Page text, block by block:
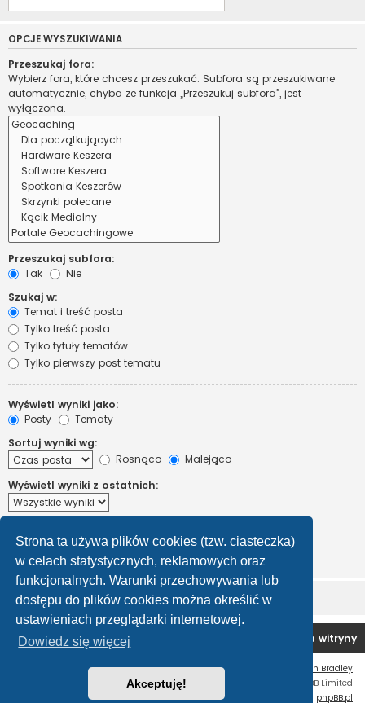
Strona ta używa plików cookies (tzw. ciasteczka)
w celach statystycznych, reklamowych oraz
funkcjonalnych. Warunki przechowywania lub
dostępu do plików cookies można określić w
ustawieniach przeglądarki internetowej.
Dowiedz się więcej
Akceptuję!
OPCJE WYSZUKIWANIA
Przeszukaj fora:
Wybierz fora, które chcesz przeszukać. Subfora są przeszukiwane
automatycznie, chyba że funkcja „Przeszukuj subfora”, jest
wyłączona.
Przeszukaj subfora:
Tak
Nie
Szukaj w:
Temat i treść posta
Tylko treść posta
Tylko tytuły tematów
Tylko pierwszy post tematu
Wyświetl wyniki jako:
Posty
Tematy
Sortuj wyniki wg:
Rosnąco
Malejąco
Wyświetl wyniki z ostatnich:
Ustaw 0, aby wyświetlić cały post.
znaków w poście
Forum OC PL Strona główna Usuń ciasteczka witryny
Ian Bradley
Technologię dostarczaphpBB
® Forum Software © phpBB Limited
Polski pakiet językowy dostarcza phpBB.pl